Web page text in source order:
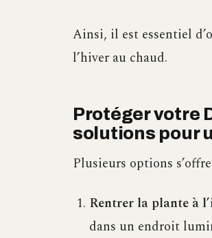
Ainsi, il est essentiel
l’hiver au chaud.
Protéger votre
solutions pour
Plusieurs options
Rentrer la plante à
dans un endroit